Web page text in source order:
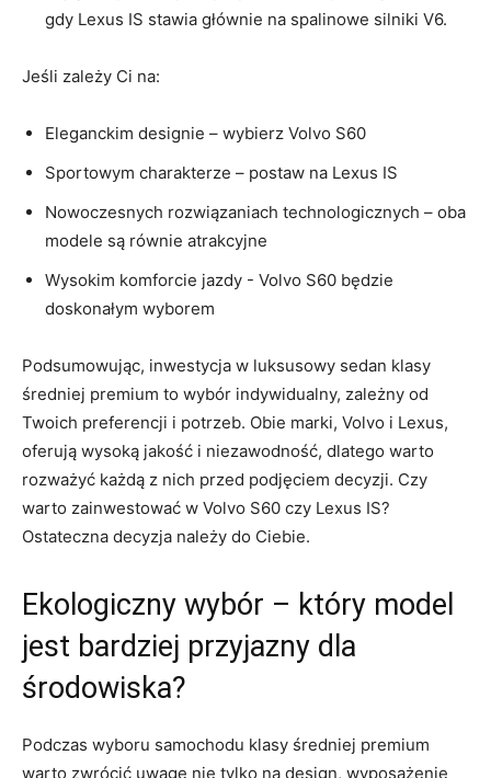
gdy‍ Lexus IS stawia głównie na spalinowe silniki V6.
Jeśli zależy ​Ci na:
Eleganckim designie – wybierz Volvo S60
Sportowym charakterze – postaw na Lexus‌ IS
Nowoczesnych ​rozwiązaniach technologicznych – oba
modele ⁣są równie atrakcyjne
Wysokim‌ komforcie jazdy -​ Volvo S60 będzie⁢
doskonałym wyborem
Podsumowując, inwestycja w luksusowy sedan klasy
średniej⁣ premium to wybór indywidualny, ‌zależny od
Twoich preferencji i potrzeb. ⁤Obie marki,⁤ Volvo ⁤i‍ Lexus,
⁢oferują wysoką ​jakość i‌ niezawodność, dlatego⁢ warto
rozważyć każdą z ​nich przed podjęciem decyzji. Czy
warto zainwestować ​w Volvo S60 ​czy Lexus IS?
Ostateczna ⁢decyzja należy do Ciebie.
Ekologiczny ⁢wybór –⁤ który model
jest bardziej ​przyjazny ​dla⁢
środowiska?
Podczas wyboru samochodu​ klasy średniej premium
warto zwrócić ⁢uwagę⁢ nie tylko na design, wyposażenie